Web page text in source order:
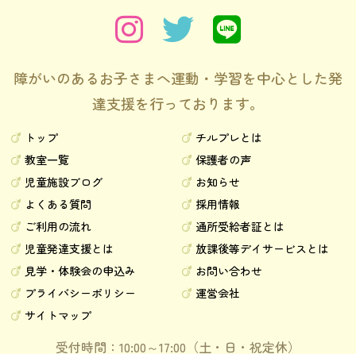
障がいのあるお子さまへ運動・学習を中心とした発
達支援を行っております。
トップ
チルプレとは
教室一覧
保護者の声
児童施設ブログ
お知らせ
よくある質問
採用情報
ご利用の流れ
通所受給者証とは
児童発達支援とは
放課後等デイサービスとは
見学・体験会の申込み
お問い合わせ
プライバシーポリシー
運営会社
サイトマップ
受付時間：10:00～17:00（土・日・祝定休）